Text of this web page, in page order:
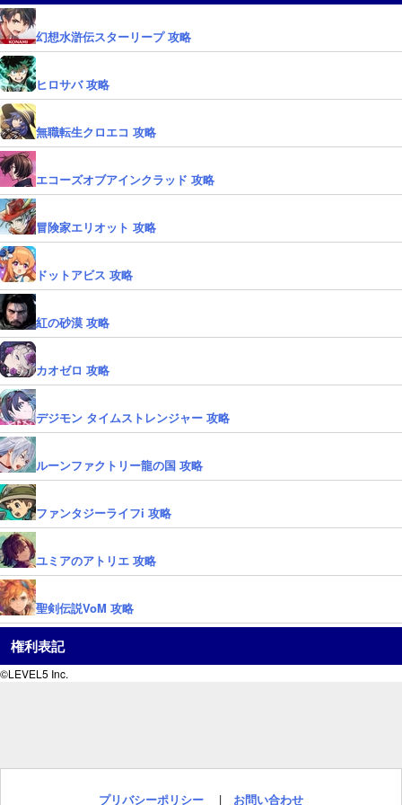
幻想水滸伝スターリープ 攻略
ヒロサバ 攻略
無職転生クロエコ 攻略
エコーズオブアインクラッド 攻略
冒険家エリオット 攻略
ドットアビス 攻略
紅の砂漠 攻略
カオゼロ 攻略
デジモン タイムストレンジャー 攻略
ルーンファクトリー龍の国 攻略
ファンタジーライフi 攻略
ユミアのアトリエ 攻略
聖剣伝説VoM 攻略
権利表記
©LEVEL5 Inc.
プリバシーポリシー | お問い合わせ